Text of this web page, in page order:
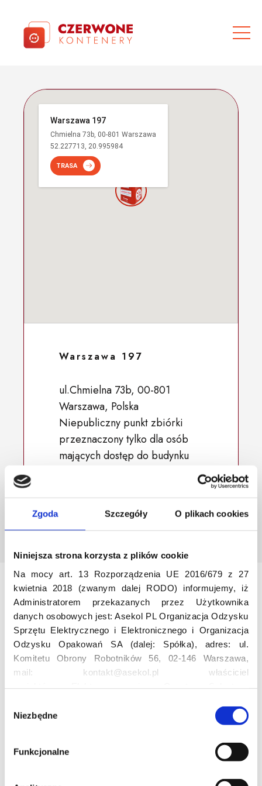
Zgoda Szczegóły O plikach cookies
Niniejsza strona korzysta z plików cookie
Na mocy art. 13 Rozporządzenia UE 2016/679 z 27
kwietnia 2018 (zwanym dalej RODO) informujemy, iż
Administratorem przekazanych przez Użytkownika
danych osobowych jest: Asekol PL Organizacja Odzysku
Sprzętu Elektrycznego i Elektronicznego i Organizacja
Odzysku Opakowań SA (dalej: Spółka), adres: ul.
Komitetu Obrony Robotników 56, 02-146 Warszawa,
mail: kontakt@asekol.pl właściciel
Asekolove. Administrator przetwarza następujące dane
osobowe Użytkowników: imię, nazwisko, adres e-mail,
numer telefonu, miasto, preferencje Użytkownika,
lokalizacja, obszar zainteresowania, dane przetwarzane
Niezbędne
Funkcjonalne
Warszawa 197
Chmielna 73b, 00-801 Warszawa
52.227713, 20.995984
TRASA
Warszawa 197
ul.Chmielna 73b, 00-801
Warszawa, Polska
Niepubliczny punkt zbiórki
przeznaczony tylko dla osób
mających dostęp do budynku
Odwiedź nas
Znaczenie recyklingu elektrośmieci